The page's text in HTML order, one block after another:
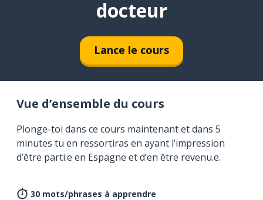
docteur
Lance le cours
Vue d’ensemble du cours
Plonge-toi dans ce cours maintenant et dans 5
minutes tu en ressortiras en ayant l’impression
d’être parti.e en Espagne et d’en être revenu.e.
30 mots/phrases à apprendre